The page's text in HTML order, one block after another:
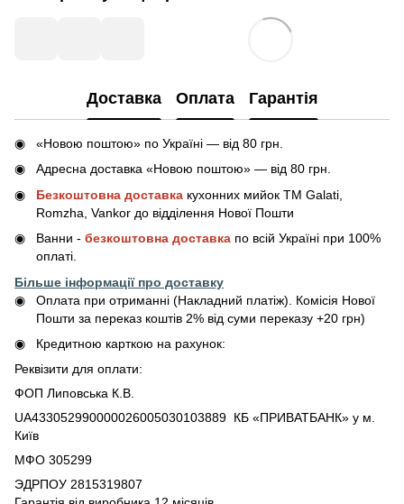
Доставка Оплата Гарантія
«Новою поштою» по Україні — від 80 грн.
Адресна доставка «Новою поштою» — від 80 грн.
Безкоштовна доставка кухонних мийок ТМ Galati,
Romzha, Vankor до відділення Нової Пошти
Ванни - безкоштовна доставка по всій Україні при 100%
оплаті.
Більше інформації про доставку
Оплата при отриманні (Накладний платіж). Комісія Нової
Пошти за переказ коштів 2% від суми переказу +20 грн)
Кредитною карткою на рахунок:
Реквізити для оплати:
ФОП Липовська К.В.
UA433052990000026005030103889 КБ «ПРИВАТБАНК» у м.
Київ
МФО 305299
ЭДРПОУ 2815319807